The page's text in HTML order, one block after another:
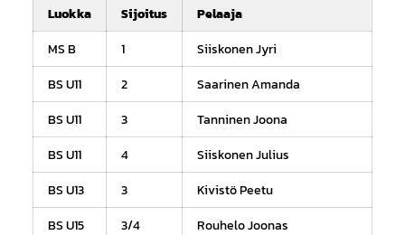
Luokka Sijoitus
Pelaaja
MS B
1
Siiskonen Jyri
BS U11
2
Saarinen Amanda
BS U11
3
Tanninen Joona
BS U11
4
Siiskonen Julius
BS U13
3
Kivistö Peetu
BS U15
3/4
Rouhelo Joonas